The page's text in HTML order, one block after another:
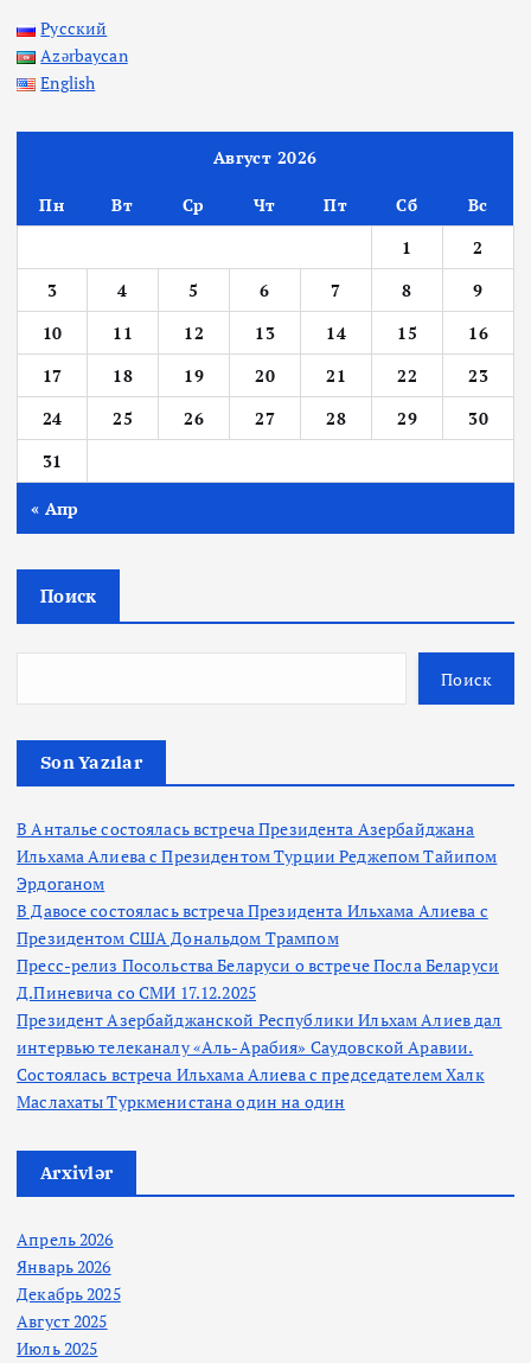
Русский
Azərbaycan
English
Август 2026
Пн Вт Ср Чт Пт Сб
Вс
1
2
3
4 5 6 7 8
9
10
11 12 13 14 15
16
17
18 19 20 21 22
23
24
25 26 27 28 29
30
31
« Апр
Поиск
Поиск
Son Yazılar
В Анталье состоялась встреча Президента Азербайджана
Ильхама Алиева с Президентом Турции Реджепом Тайипом
Эрдоганом
В Давосе состоялась встреча Президента Ильхама Алиева с
Президентом США Дональдом Трампом
Пресс-релиз Посольства Беларуси о встрече Посла Беларуси
Д.Пиневича со СМИ 17.12.2025
Президент Азербайджанской Республики Ильхам Алиев дал
интервью телеканалу «Аль-Арабия» Саудовской Аравии.
Состоялась встреча Ильхама Алиева с председателем Халк
Маслахаты Туркменистана один на один
Arxivlər
Апрель 2026
Январь 2026
Декабрь 2025
Август 2025
Июль 2025